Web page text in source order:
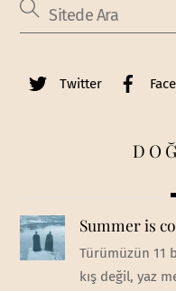
Twitter
Summer is
Türümüzün 11
kış değil, yaz